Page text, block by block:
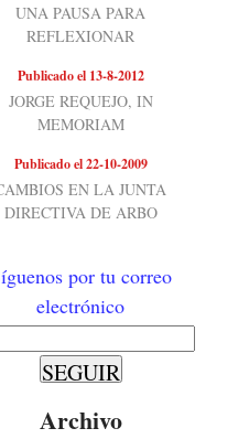
UNA PAUSA PARA
REFLEXIONAR
Publicado el 13-8-2012
JORGE REQUEJO, IN
MEMORIAM
Publicado el 22-10-2009
EN LA JUNTA
DIRECTIVA DE ARBO
por tu correo
electrónico
Archivo